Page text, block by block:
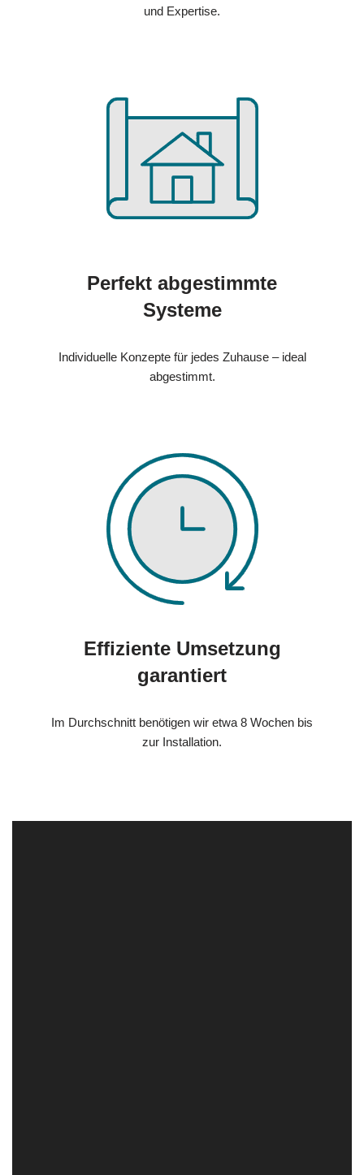
und Expertise.
Perfekt abgestimmte
Systeme
Individuelle Konzepte für jedes Zuhause – ideal
abgestimmt.
Effiziente Umsetzung
garantiert
Im Durchschnitt benötigen wir etwa 8 Wochen bis
zur Installation.